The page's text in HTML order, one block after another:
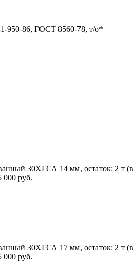
950-86, ГОСТ 8560-78, т/о*
30ХГСА 14 мм, остаток: 2 т (в
000 руб.
30ХГСА 17 мм, остаток: 2 т (в
000 руб.